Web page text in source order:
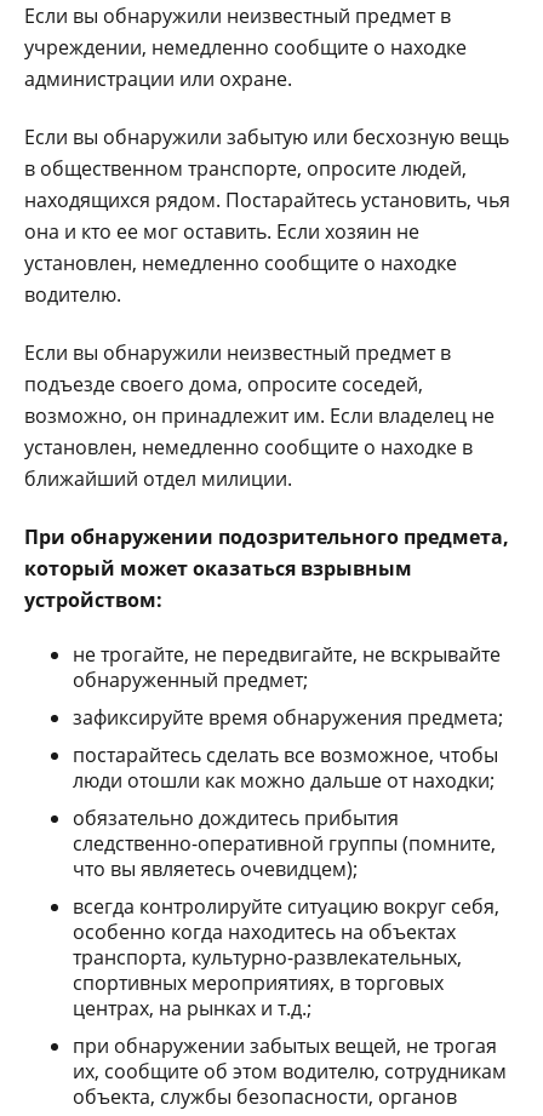
Если вы обнаружили неизвестный предмет в
учреждении, немедленно сообщите о находке
администрации или охране.
Если вы обнаружили забытую или бесхозную вещь
в общественном транспорте, опросите людей,
находящихся рядом. Постарайтесь установить, чья
она и кто ее мог оставить. Если хозяин не
установлен, немедленно сообщите о находке
водителю.
Если вы обнаружили неизвестный предмет в
подъезде своего дома, опросите соседей,
возможно, он принадлежит им. Если владелец не
установлен, немедленно сообщите о находке в
ближайший отдел милиции.
При обнаружении подозрительного предмета,
который может оказаться взрывным
устройством:
не трогайте, не передвигайте, не вскрывайте
обнаруженный предмет;
зафиксируйте время обнаружения предмета;
постарайтесь сделать все возможное, чтобы
люди отошли как можно дальше от находки;
обязательно дождитесь прибытия
следственно-оперативной группы (помните,
что вы являетесь очевидцем);
всегда контролируйте ситуацию вокруг себя,
особенно когда находитесь на объектах
транспорта, культурно-развлекательных,
спортивных мероприятиях, в торговых
центрах, на рынках и т.д.;
при обнаружении забытых вещей, не трогая
их, сообщите об этом водителю, сотрудникам
объекта, службы безопасности, органов